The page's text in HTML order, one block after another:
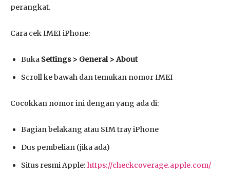
perangkat.
Cara cek IMEI iPhone:
Buka Settings > General > About
Scroll ke bawah dan temukan nomor IMEI
Cocokkan nomor ini dengan yang ada di:
Bagian belakang atau SIM tray iPhone
Dus pembelian (jika ada)
Situs resmi Apple: https://checkcoverage.apple.com/